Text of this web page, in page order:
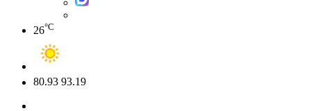
26°C
80.93 93.19